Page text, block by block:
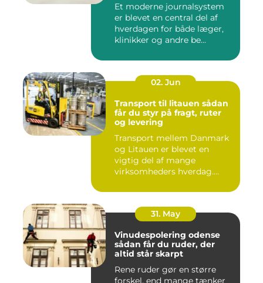
Et moderne journalsystem
er blevet en central del af
hverdagen for både læger,
klinikker og andre be...
02. Jun
Transport til litauen sådan
får du styr på fragt, ruter
og levering
Transport mellem Danmark
og Litauen er blevet en
vigtig del af mange
virksomheders hverdag.
31. May
Vinudespolering odense
sådan får du ruder, der
altid står skarpt
Rene ruder gør en større
forskel, end mange tænker